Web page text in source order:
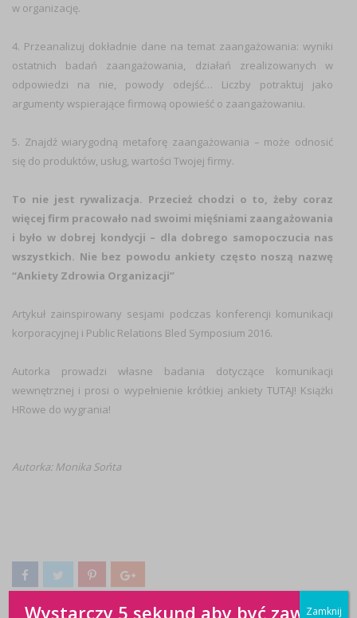
w organizację.
4. Przeanalizuj dokładnie dane na temat zaangażowania: wyniki
ostatnich badań zaangażowania, działań zrealizowanych w
odpowiedzi na nie, powody odejść… Liczby potraktuj jako
argumenty wspierające firmową opowieść o zaangażowaniu.
5. Znajdź wiarygodną metaforę zaangażowania – może odnosić
się do produktów, usług, wartości Twojej firmy.
To nie jest rywalizacja. Przecież chodzi o to, żeby coraz
więcej firm pracowało nad swoimi mięśniami zaangażowania
i było w dobrej kondycji – dla dobrego samopoczucia nas
wszystkich. Nie bez powodu ankiety często noszą nazwę
“Ankiety Zdrowia Organizacji”
Artykuł zainspirowany sesjami podczas konferencji komunikacji
korporacyjnej i Public Relations Bled Symposium 2016.
Autorka prowadzi własne badania dotyczące komunikacji
wewnętrznej i prosi o wypełnienie krótkiej ankiety TUTAJ! Książki
HRowe do wygrania!
Autorka: Monika Sońta
Wystarczy 5 sekund aby być zawsze
Zamknij